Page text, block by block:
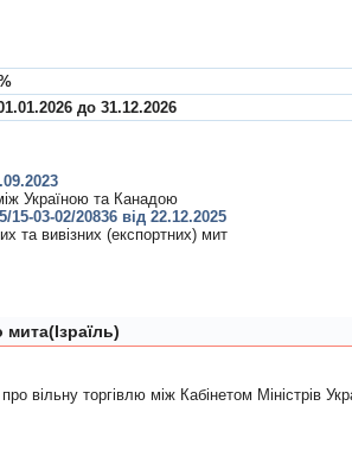
до 31.12.2026
від 22.09.2023
Україною та Канадою
03-02/20836 від 22.12.2025
та вивiзних (експортних) мит
вiльну торгiвлю мiж Кабінетом Міністрів